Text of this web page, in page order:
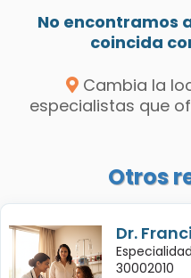
No encontramos
coincida
Cambia la
especialistas que
Otros
Dr.
30002010